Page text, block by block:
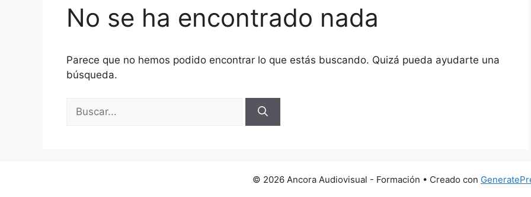
No se ha encontrado nada
Parece que no hemos podido encontrar lo que estás buscando. Quizá pueda ayudarte una
búsqueda.
© 2026 Ancora Audiovisual - Formación • Creado con